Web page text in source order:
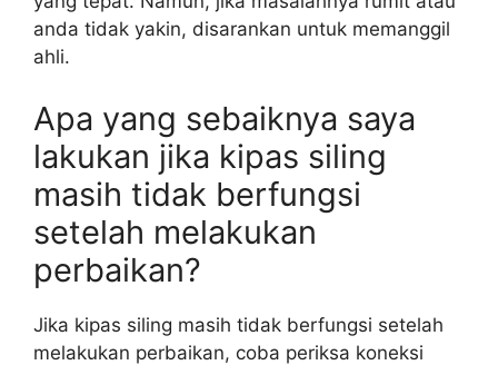
anda tidak yakin, disarankan untuk memanggil
ahli.
Apa yang sebaiknya saya
lakukan jika kipas siling
masih tidak berfungsi
setelah melakukan
perbaikan?
Jika kipas siling masih tidak berfungsi setelah
melakukan perbaikan, coba periksa koneksi